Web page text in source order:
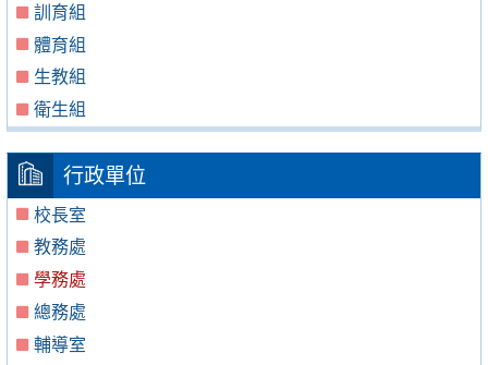
訓育組
體育組
生教組
衛生組
行政單位
校長室
教務處
學務處
總務處
輔導室